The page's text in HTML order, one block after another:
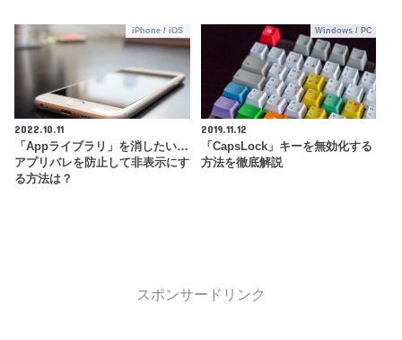
iPhone / iOS
2022.10.11
「Appライブラリ」を消したい…
アプリバレを防止して非表示にす
る方法は？
Windows / PC
2019.11.12
「CapsLock」キーを無効化する
方法を徹底解説
スポンサードリンク